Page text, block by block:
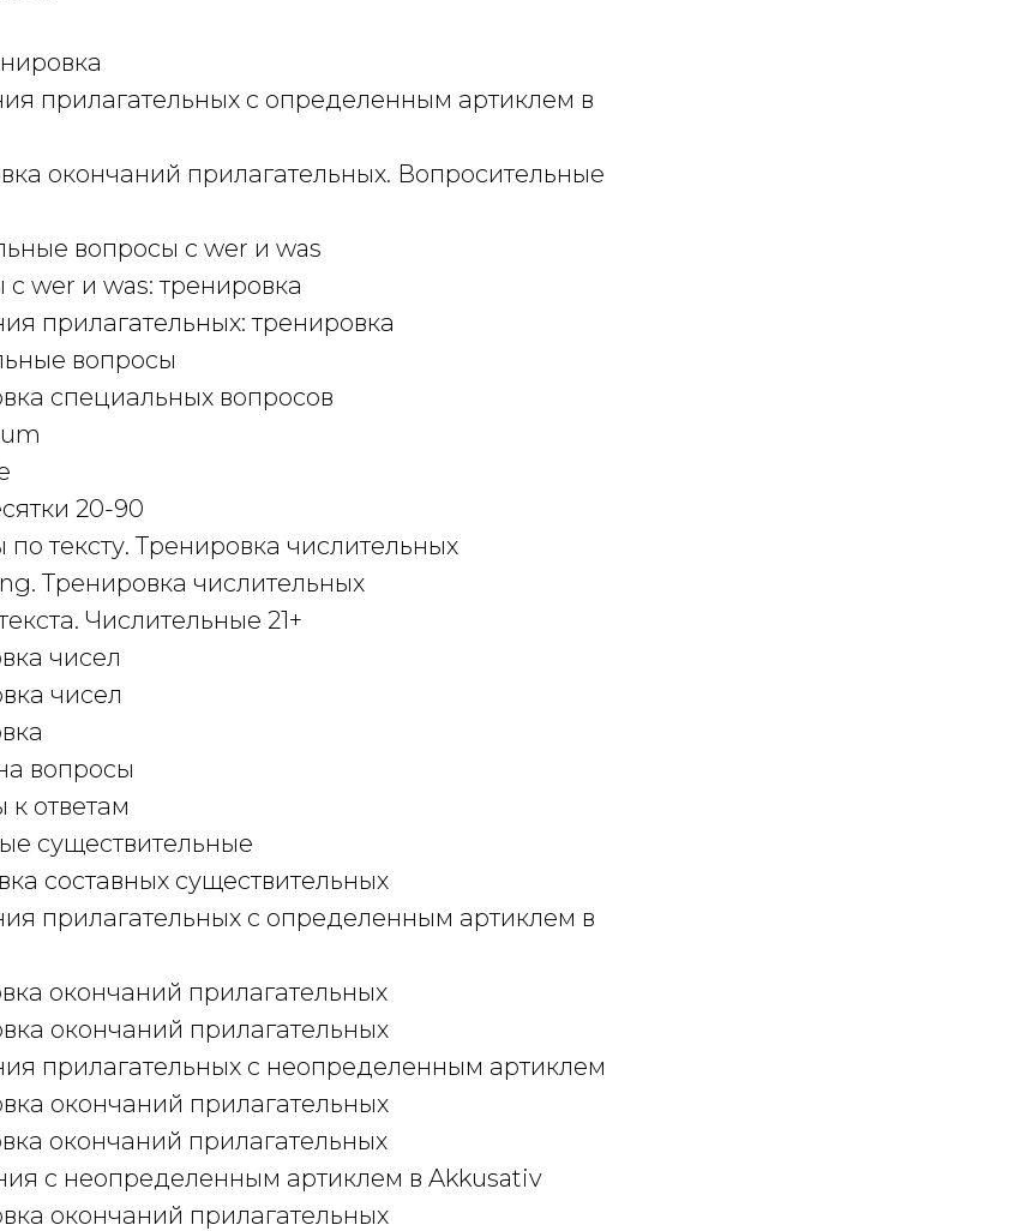
прилагательных с определенным артиклем в
окончаний прилагательных. Вопросительные
вопросы с wer и was
wer и was: тренировка
прилагательных: тренировка
вопросы
специальных вопросов
20-90
тексту. Тренировка числительных
Тренировка числительных
Числительные 21+
чисел
чисел
вопросы
ответам
существительные
составных существительных
прилагательных с определенным артиклем в
окончаний прилагательных
окончаний прилагательных
прилагательных с неопределенным артиклем
окончаний прилагательных
окончаний прилагательных
с неопределенным артиклем в Akkusativ
окончаний прилагательных